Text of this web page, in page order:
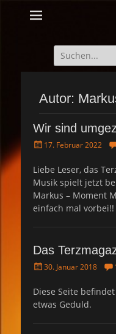
Suche
nach:
Autor:
Wir sind
P
s
t
e
d
o
17. Februar 2022
Liebe Leser, das
Musik spielt jetzt
Markus – Moment
einfach mal vorbei!!
Das
P
s
e
d
30. Januar 2018
Diese Seite
etwas Geduld.